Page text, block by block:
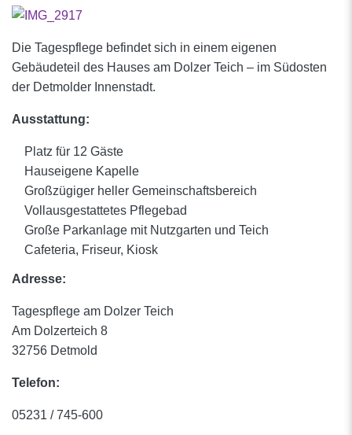
Die Tagespflege befindet sich in einem eigenen
Gebäudeteil des Hauses am Dolzer Teich – im Südosten
der Detmolder Innenstadt.
Ausstattung:
Platz für 12 Gäste
Hauseigene Kapelle
Großzügiger heller Gemeinschaftsbereich
Vollausgestattetes Pflegebad
Große Parkanlage mit Nutzgarten und Teich
Cafeteria, Friseur, Kiosk
Adresse:
Tagespflege am Dolzer Teich
Am Dolzerteich 8
32756 Detmold
Telefon:
05231 / 745-600